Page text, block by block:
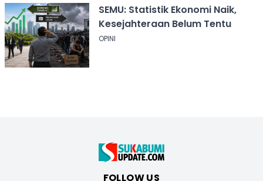
SEMU: Statistik Ekonomi Naik,
Kesejahteraan Belum Tentu
OPINI
FOLLOW US